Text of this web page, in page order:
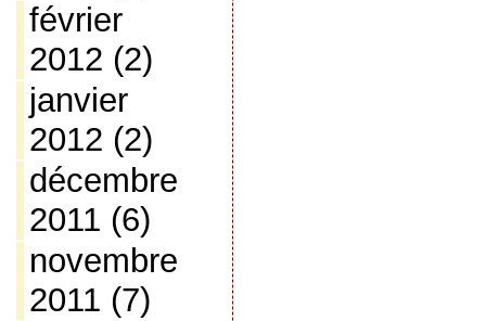
février
2012 (2)
janvier
2012 (2)
décembre
2011 (6)
novembre
2011 (7)